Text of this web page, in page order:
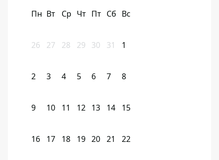
Пн Вт Ср Чт Пт Сб Вс
26 27 28 29 30 31 1
2 3 4 5 6 7 8
9 10 11 12 13 14 15
16 17 18 19 20 21 22